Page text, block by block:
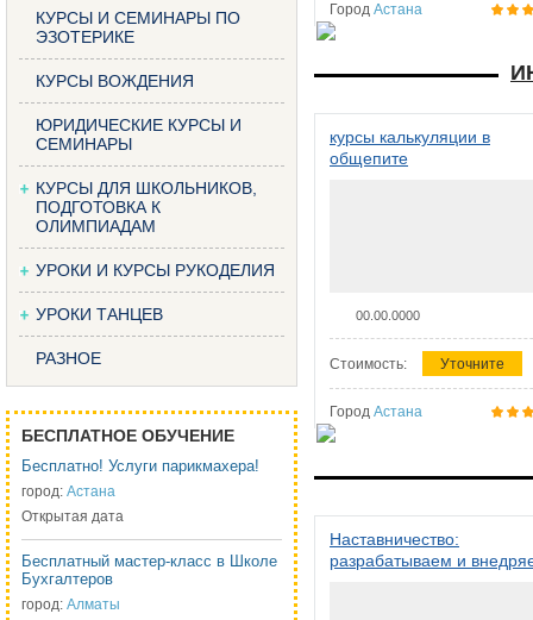
КУРСЫ И СЕМИНАРЫ ПО
ЭЗОТЕРИКЕ
КУРСЫ ВОЖДЕНИЯ
ЮРИДИЧЕСКИЕ КУРСЫ И
СЕМИНАРЫ
КУРСЫ ДЛЯ ШКОЛЬНИКОВ,
ПОДГОТОВКА К
ОЛИМПИАДАМ
УРОКИ И КУРСЫ РУКОДЕЛИЯ
УРОКИ ТАНЦЕВ
РАЗНОЕ
БЕСПЛАТНОЕ ОБУЧЕНИЕ
Бесплатно! Услуги парикмахера!
город: Астана
Открытая дата
Бесплатный мастер-класс в Школе
Бухгалтеров
город: Алматы
Город Астана
курсы калькуляции в
общепите
00.00.0000
Стоимость: Уточните
Город Астана
Наставничество:
разрабатываем и